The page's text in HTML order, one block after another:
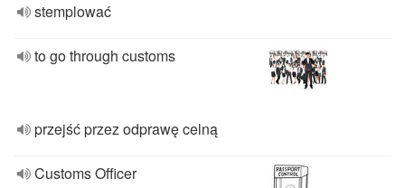
stemplować
to go through customs
przejść przez odprawę celną
Customs Officer